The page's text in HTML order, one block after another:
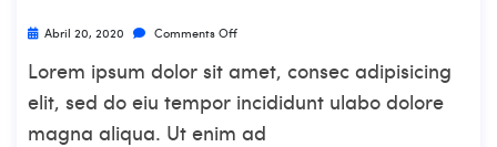
Abril 20, 2020 Comments Off
Lorem ipsum dolor sit amet, consec adipisicing
elit, sed do eiu tempor incididunt ulabo dolore
magna aliqua. Ut enim ad